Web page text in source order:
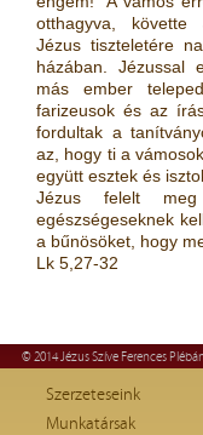
otthagyva,
Jézus tiszteletére
házában. Jézussal
más ember
farizeusok és az
fordultak a
az, hogy ti a
együtt esztek és
Jézus felelt
egészségeseknek
a bűnösöket, hogy
Lk 5,27-32
© 2014 Jézus Szíve Ferences
Szerzeteseink
Munkatársak